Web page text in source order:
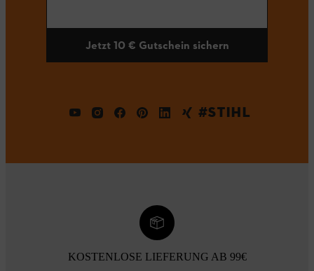
Jetzt 10 € Gutschein sichern
#STIHL
KOSTENLOSE LIEFERUNG AB 99€